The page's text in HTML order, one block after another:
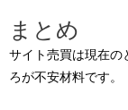
まとめ
サイト売買は現在の
ろが不安材料です。